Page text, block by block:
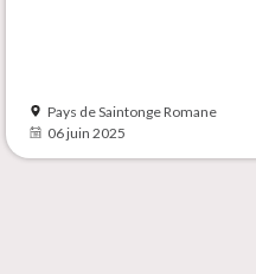
Pays de Saintonge Romane
06 juin 2025